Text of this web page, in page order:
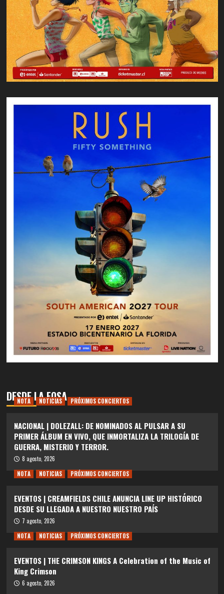
DESDE LA FOSA
NOTA NOTICIAS PRÓXIMOS CONCIERTOS
NACIONAL | DOLEZALL: DE NOMINADOS AL PULSAR A SU
PRIMER ÁLBUM EN VIVO, QUE INMORTALIZA LA TRILOGÍA DE
GUERRA, MISTERIO Y TERROR.
8 agosto, 2026
NOTA
NOTICIAS PRÓXIMOS CONCIERTOS
EVENTOS | CREAMFIELDS CHILE ANUNCIA LINE UP HISTÓRICO
DESDE SU LLEGADA A NUESTRO NUESTRO PAÍS
7 agosto, 2026
NOTA
NOTICIAS PRÓXIMOS CONCIERTOS
EVENTOS | THE CRIMSON KINGS A Celebration of the Music of
King Crimson
6 agosto, 2026